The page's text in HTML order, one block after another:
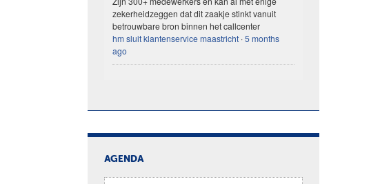
zekerheidzeggen dat dit zaakje stinkt vanuit
betrouwbare bron binnen het callcenter
hm sluit klantenservice maastricht ·5 months
ago
AGENDA